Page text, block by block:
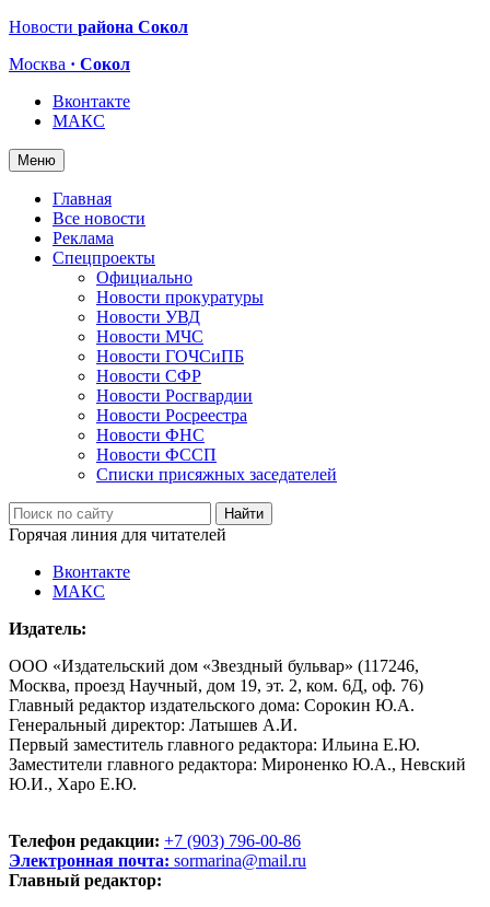
Новости района Сокол
Москва · Сокол
Вконтакте
МАКС
Меню
Главная
Все новости
Реклама
Спецпроекты
Официально
Новости прокуратуры
Новости УВД
Новости МЧС
Новости ГОЧСиПБ
Новости СФР
Новости Росгвардии
Новости Росреестра
Новости ФНС
Новости ФССП
Списки присяжных заседателей
Горячая линия для читателей
Вконтакте
МАКС
Издатель:
ООО «Издательский дом «Звездный бульвар» (117246,
Москва, проезд Научный, дом 19, эт. 2, ком. 6Д, оф. 76)
Главный редактор издательского дома: Сорокин Ю.А.
Генеральный директор: Латышев А.И.
Первый заместитель главного редактора: Ильина Е.Ю.
Заместители главного редактора: Мироненко Ю.А., Невский
Ю.И., Харо Е.Ю.
Телефон редакции: +7 (903) 796-00-86
Электронная почта: sormarina@mail.ru
Главный редактор: